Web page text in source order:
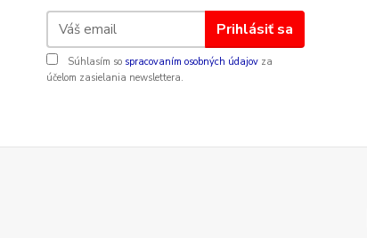
Prihlásiť sa
Súhlasím so spracovaním osobných údajov za
účelom zasielania newslettera.